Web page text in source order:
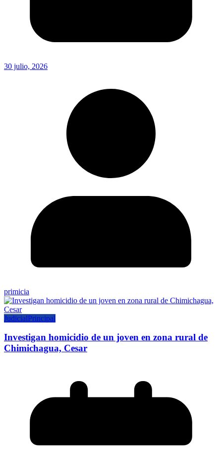
30 julio, 2026
primicia
JudicialPrincipal
Investigan homicidio de un joven en zona rural de
Chimichagua, Cesar